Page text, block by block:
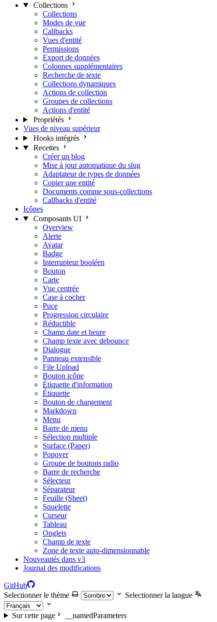
Collections
Collections
Modes de vue
Callbacks
Vues d'entité
Permissions
Export de données
Colonnes supplémentaires
Recherche de texte
Collections dynamiques
Actions de collection
Groupes de collections
Actions d'entité
Propriétés
Vues de niveau supérieur
Hooks intégrés
Recettes
Créer un blog
Mise à jour automatique du slug
Adaptateur de types de données
Copier une entité
Documents comme sous-collections
Callbacks d'entité
Icônes
Composants UI
Overview
Alerte
Avatar
Badge
Interrupteur booléen
Bouton
Carte
Vue centrée
Case à cocher
Puce
Progression circulaire
Réductible
Champ date et heure
Champ texte avec debounce
Dialogue
Panneau extensible
File Upload
Bouton icône
Étiquette d'information
Étiquette
Bouton de chargement
Markdown
Menu
Barre de menu
Sélection multiple
Surface (Paper)
Popover
Groupe de boutons radio
Barre de recherche
Sélecteur
Séparateur
Feuille (Sheet)
Squelette
Curseur
Tableau
Onglets
Champ de texte
Zone de texte auto-dimensionnable
Nouveautés dans v3
Journal des modifications
GitHub
Selectionner le thème
Selectionner la langue
Sur cette page __namedParameters